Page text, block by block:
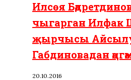
Илсөя
чыгарган Илфак
җырчысы
Габдиновадан
20.10.2016